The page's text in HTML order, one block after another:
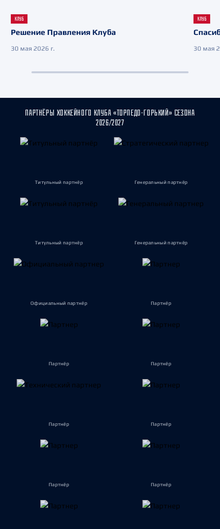
КЛУБ
Решение Правления Клуба
30 мая 2026 г.
КЛУБ
30 мая
ПАРТНЁРЫ ХОККЕЙНОГО КЛУБА «ТОРПЕДО-ГОРЬКИЙ» СЕЗОНА
2026/2027
Титульный партнёр Генеральный партнёр
Титульный партнёр Генеральный партнёр
Официальный партнёр Партнёр
Партнёр Партнёр
Партнёр Партнёр
Партнёр Партнёр